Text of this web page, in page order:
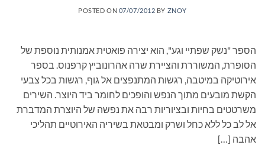
POSTED ON 07/07/2012 BY ZNOY
הספר "נשק שפתיי וגע", הוא יצירה פואטית אמנותית נוספת של
הסופרת, המשוררת והציירת שרה אהרונוביץ קרפנוס. בספר
אירוטיקה במיטבה, רגשות המתנפצים אל גוף, רגשות בכל צבעי
הקשת מובעים מתוך הנפש והופכים לחומר ביד היוצר. השירים
משרטטים בחיות ובציוריות רבה את נפשה של היוצרת המדברת
אל לב כל ללא כחל ושרק ומבטאת בשיריה האירוטיים תהליכי
אהבה […]